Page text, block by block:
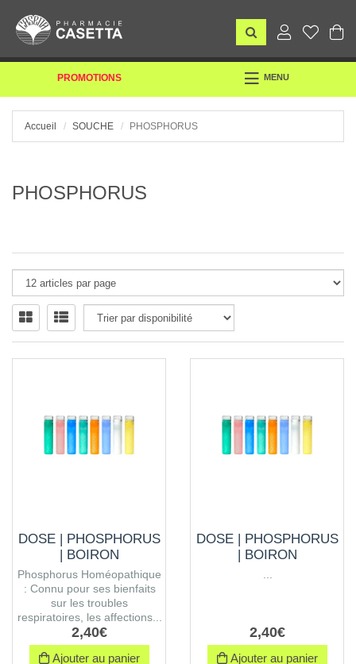
PROMOTIONS
TOGGLE
MENU
Accueil SOUCHE PHOSPHORUS
PHOSPHORUS
DOSE | PHOSPHORUS
| BOIRON
Phosphorus Homéopathique
: Connu pour ses bienfaits
sur les troubles
respiratoires, les affections...
2,40€
Ajouter au panier
DOSE | PHOSPHORUS
| BOIRON
2,40€
Ajouter au panier